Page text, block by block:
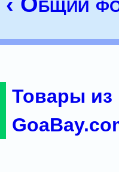
Товары